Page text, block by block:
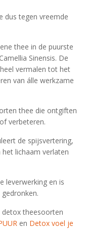
dus tegen vreemde
thee in de puurste
Sinensis. De
vermalen tot het
van álle werkzame
thee die ontgiften
verbeteren.
de spijsvertering,
lichaam verlaten
leverwerking en is
theesoorten
en Detox voel je